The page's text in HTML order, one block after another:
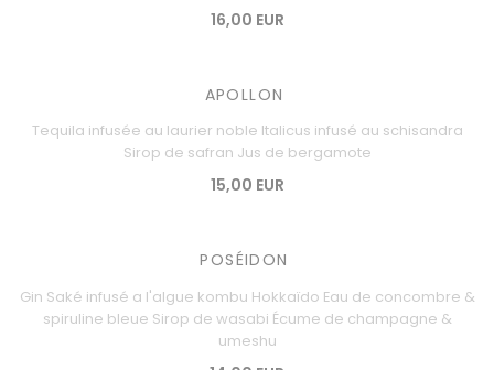
16,00 EUR
APOLLON
Tequila infusée au laurier noble Italicus infusé au schisandra
Sirop de safran Jus de bergamote
15,00 EUR
POSÉIDON
Gin Saké infusé a l'algue kombu Hokkaïdo Eau de concombre &
spiruline bleue Sirop de wasabi Écume de champagne &
umeshu